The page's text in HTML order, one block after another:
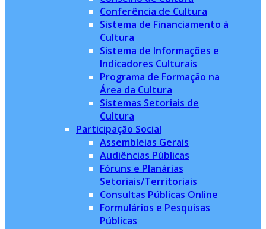
Conferência de Cultura
Sistema de Financiamento à
Cultura
Sistema de Informações e
Indicadores Culturais
Programa de Formação na
Área da Cultura
Sistemas Setoriais de
Cultura
Participação Social
Assembleias Gerais
Audiências Públicas
Fóruns e Planárias
Setoriais/Territoriais
Consultas Públicas Online
Formulários e Pesquisas
Públicas